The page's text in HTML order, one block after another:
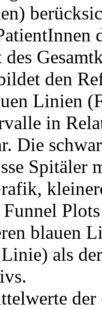
den
Linien
in
Die
Spitäler
Funnel
blauen
als